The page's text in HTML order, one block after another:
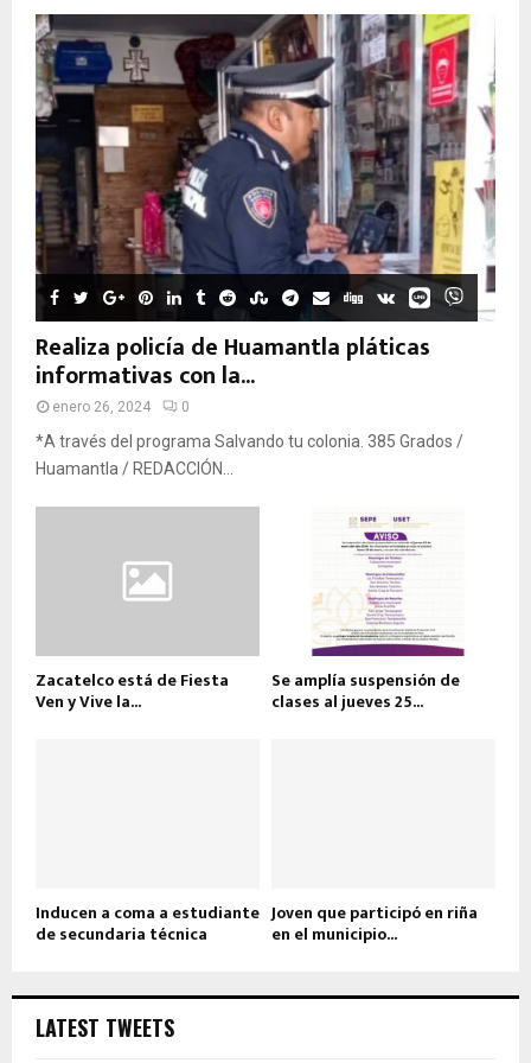
Realiza policía de Huamantla pláticas
informativas con la...
enero 26, 2024 0
*A través del programa Salvando tu colonia. 385 Grados /
Huamantla / REDACCIÓN...
Zacatelco está de Fiesta
Ven y Vive la...
Se amplía suspensión de
clases al jueves 25...
Inducen a coma a estudiante
de secundaria técnica
Joven que participó en riña
en el municipio...
LATEST TWEETS